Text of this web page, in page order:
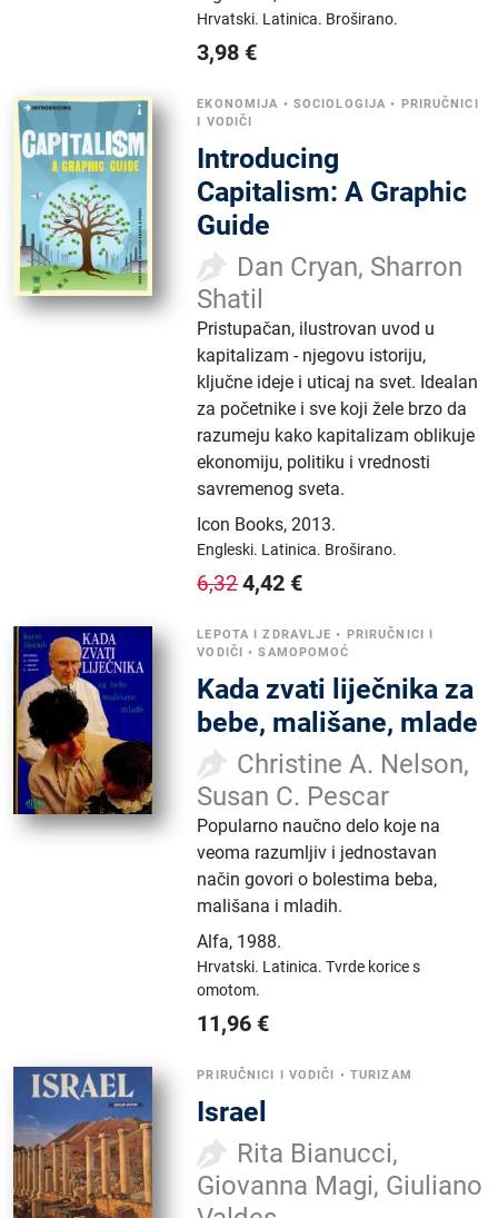
Hrvatski. Latinica. Broširano.
3,98 €
EKONOMIJA • SOCIOLOGIJA • PRIRUČNICI
I VODIČI
Introducing
Capitalism: A Graphic
Guide
Dan Cryan, Sharron
Shatil
Pristupačan, ilustrovan uvod u
kapitalizam - njegovu istoriju,
ključne ideje i uticaj na svet. Idealan
za početnike i sve koji žele brzo da
razumeju kako kapitalizam oblikuje
ekonomiju, politiku i vrednosti
savremenog sveta.
Icon Books,2013.
Engleski. Latinica. Broširano.
6,324,42 €
LEPOTA I ZDRAVLJE • PRIRUČNICI I
VODIČI •SAMOPOMOĆ
Kada zvati liječnika za
bebe, mališane, mlade
Christine A. Nelson,
Susan C. Pescar
Popularno naučno delo koje na
veoma razumljiv i jednostavan
način govori o bolestima beba,
mališana i mladih.
Alfa, 1988.
Hrvatski. Latinica.Tvrde korice s
omotom.
11,96 €
PRIRUČNICI I VODIČI • TURIZAM
Israel
Rita Bianucci,
Giovanna Magi, Giuliano